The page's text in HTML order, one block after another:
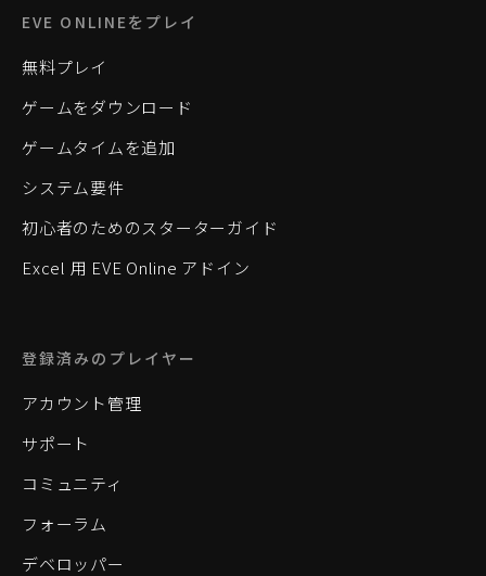
EVE ONLINEをプレイ
無料プレイ
ゲームをダウンロード
ゲームタイムを追加
システム要件
初心者のためのスターターガイド
Excel 用 EVE Online アドイン
登録済みのプレイヤー
アカウント管理
サポート
コミュニティ
フォーラム
デベロッパー